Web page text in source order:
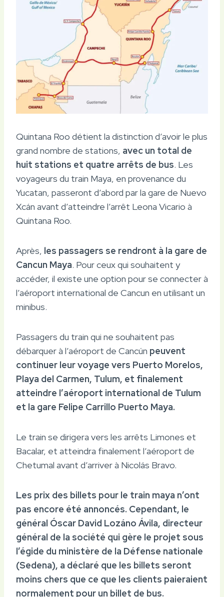
Quintana Roo détient la distinction d’avoir le plus
grand nombre de stations, avec un total de
huit stations et quatre arrêts de bus. Les
voyageurs du train Maya, en provenance du
Yucatan, passeront d’abord par la gare de Nuevo
Xcán avant d’atteindre l’arrêt Leona Vicario à
Quintana Roo.
Après, les passagers se rendront à la gare de
Cancun Maya. Pour ceux qui souhaitent y
accéder, il existe une option pour se connecter à
l’aéroport international de Cancun en utilisant un
minibus.
Passagers du train qui ne souhaitent pas
débarquer à l’aéroport de Cancún peuvent
continuer leur voyage vers Puerto Morelos,
Playa del Carmen, Tulum, et finalement
atteindre l’aéroport international de Tulum
et la gare Felipe Carrillo Puerto Maya.
Le train se dirigera vers les arrêts Limones et
Bacalar, et atteindra finalement l’aéroport de
Chetumal avant d’arriver à Nicolás Bravo.
Les prix des billets pour le train maya n’ont
pas encore été annoncés. Cependant, le
général Óscar David Lozáno Ávila, directeur
général de la société qui gère le projet sous
l’égide du ministère de la Défense nationale
(Sedena), a déclaré que les billets seront
moins chers que ce que les clients paieraient
normalement pour un billet de bus.